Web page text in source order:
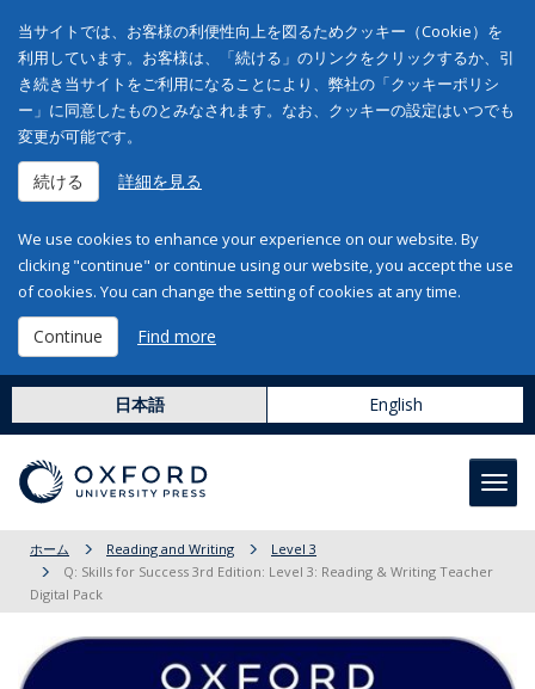
当サイトでは、お客様の利便性向上を図るためクッキー（Cookie）を
利用しています。お客様は、「続ける」のリンクをクリックするか、引
き続き当サイトをご利用になることにより、弊社の「クッキーポリシ
ー」に同意したものとみなされます。なお、クッキーの設定はいつでも
変更が可能です。
続ける 詳細を見る
We use cookies to enhance your experience on our website. By
clicking "continue" or continue using our website, you accept the use
of cookies. You can change the setting of cookies at any time.
Continue Find more
日本語 English
ホーム Reading and Writing
Level 3
Q: Skills for Success 3rd Edition: Level 3: Reading & Writing Teacher
Digital Pack